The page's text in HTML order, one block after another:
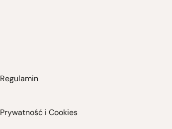
Regulamin
Prywatność i Cookies